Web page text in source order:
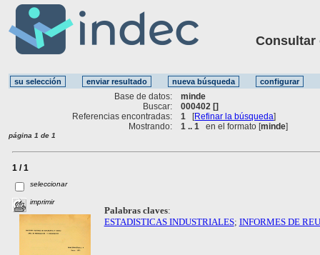
Consultar
Base de datos:
minde
Buscar:
000402 []
Referencias encontradas:
1 [Refinar la búsqueda]
Mostrando:
1 .. 1 en el formato [minde]
página 1 de 1
1 / 1
seleccionar
imprimir
Palabras claves:
ESTADISTICAS INDUSTRIALES; INFORMES DE